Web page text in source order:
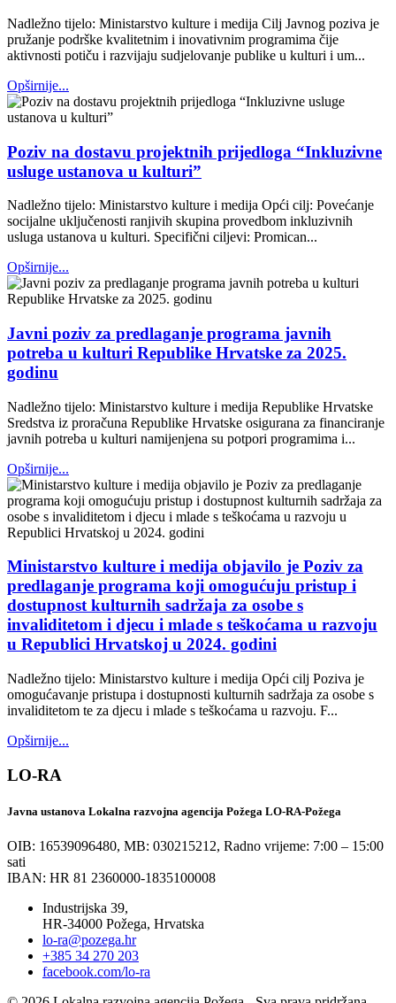
Nadležno tijelo: Ministarstvo kulture i medija Cilj Javnog poziva je
pružanje podrške kvalitetnim i inovativnim programima čije
aktivnosti potiču i razvijaju sudjelovanje publike u kulturi i um...
Opširnije...
Poziv na dostavu projektnih prijedloga “Inkluzivne
usluge ustanova u kulturi”
Nadležno tijelo: Ministarstvo kulture i medija Opći cilj: Povećanje
socijalne uključenosti ranjivih skupina provedbom inkluzivnih
usluga ustanova u kulturi. Specifični ciljevi: Promican...
Opširnije...
Javni poziv za predlaganje programa javnih
potreba u kulturi Republike Hrvatske za 2025.
godinu
Nadležno tijelo: Ministarstvo kulture i medija Republike Hrvatske
Sredstva iz proračuna Republike Hrvatske osigurana za financiranje
javnih potreba u kulturi namijenjena su potpori programima i...
Opširnije...
Ministarstvo kulture i medija objavilo je Poziv za
predlaganje programa koji omogućuju pristup i
dostupnost kulturnih sadržaja za osobe s
invaliditetom i djecu i mlade s teškoćama u razvoju
u Republici Hrvatskoj u 2024. godini
Nadležno tijelo: Ministarstvo kulture i medija Opći cilj Poziva je
omogućavanje pristupa i dostupnosti kulturnih sadržaja za osobe s
invaliditetom te za djecu i mlade s teškoćama u razvoju. F...
Opširnije...
LO-RA
Javna ustanova Lokalna razvojna agencija Požega LO-RA-Požega
OIB: 16539096480, MB: 030215212, Radno vrijeme: 7:00 – 15:00
sati
IBAN: HR 81 2360000-1835100008
Industrijska 39,
HR-34000 Požega, Hrvatska
lo-ra@pozega.hr
+385 34 270 203
facebook.com/lo-ra